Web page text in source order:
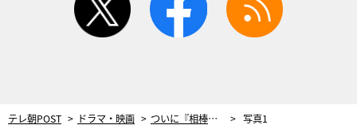
テレ朝POST ドラマ・映画 ついに『相棒』卒業！亘（反町隆史）最後の事件に因縁のキャラが総出演 写真1